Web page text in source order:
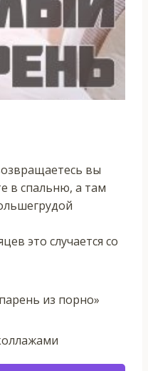
вы
в спальню, а там
это случается со
из порно»